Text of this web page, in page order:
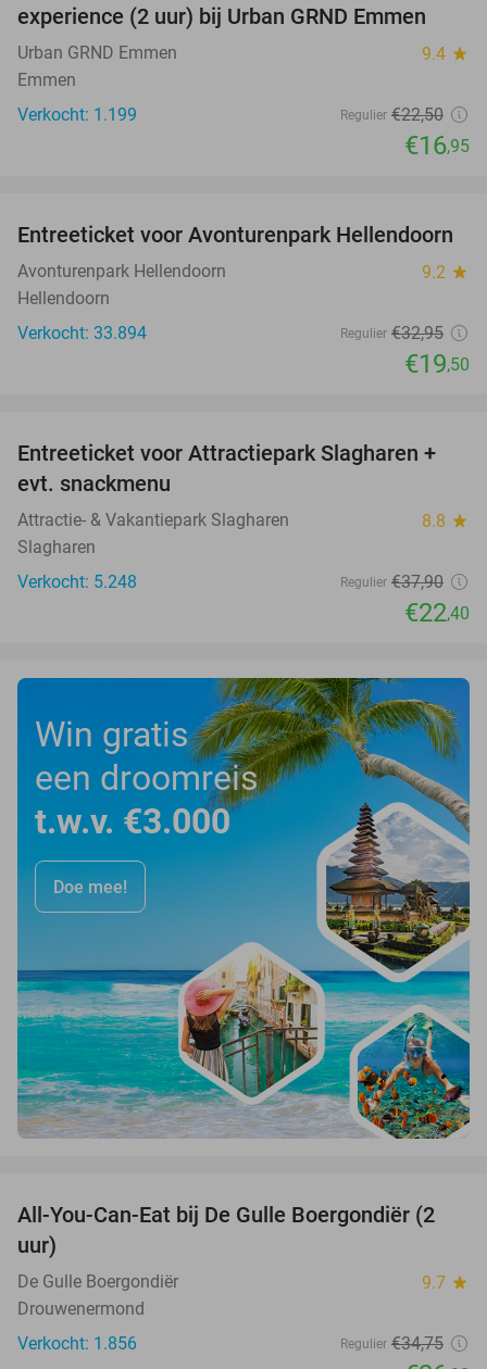
experience (2 uur) bij Urban GRND Emmen
Urban GRND Emmen 9.4 star
Emmen
Verkocht: 1.199
Regulier €22,50
€16,95
41%
Entreeticket voor Avonturenpark Hellendoorn
Avonturenpark Hellendoorn 9.2 star
Hellendoorn
Verkocht: 33.894
Regulier €32,95
€19,50
41%
Entreeticket voor Attractiepark Slagharen +
evt. snackmenu
Attractie- & Vakantiepark Slagharen 8.8 star
Slagharen
Verkocht: 5.248
Regulier €37,90
€22,40
Win gratis
een droomreis
t.w.v. €3.000
Doe mee!
23%
All-You-Can-Eat bij De Gulle Boergondiër (2
uur)
De Gulle Boergondiër 9.7 star
Drouwenermond
Verkocht: 1.856
Regulier €34,75